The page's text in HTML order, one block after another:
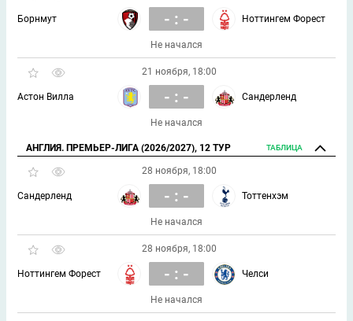
Борнмут - : - Ноттингем Форест
Не начался
21 ноября, 18:00
Астон Вилла - : - Сандерленд
Не начался
АНГЛИЯ. ПРЕМЬЕР-ЛИГА (2026/2027), 12 ТУР ТАБЛИЦА
28 ноября, 18:00
Сандерленд - : - Тоттенхэм
Не начался
28 ноября, 18:00
Ноттингем Форест - : - Челси
Не начался